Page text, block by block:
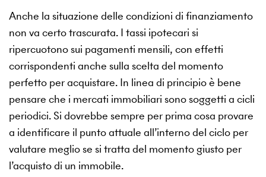
Anche la situazione delle condizioni di finanziamento
non va certo trascurata. I tassi ipotecari si
ripercuotono sui pagamenti mensili, con effetti
corrispondenti anche sulla scelta del momento
perfetto per acquistare. In linea di principio è bene
pensare che i mercati immobiliari sono soggetti a cicli
periodici. Si dovrebbe sempre per prima cosa provare
a identificare il punto attuale all’interno del ciclo per
valutare meglio se si tratta del momento giusto per
l’acquisto di un immobile.